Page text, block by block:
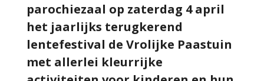
parochiezaal op zaterdag 4 april
het jaarlijks terugkerend
lentefestival de Vrolijke Paastuin
met allerlei kleurrijke